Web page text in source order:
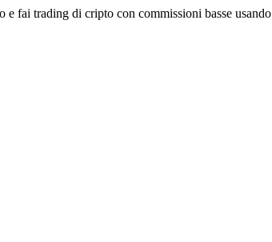
e fai trading di cripto con commissioni basse usando